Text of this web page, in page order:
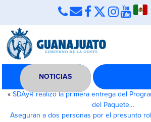
NOTICIAS
« SDAyR realizó la primera entrega del
del Paquete…
Aseguran a dos personas por el presunto